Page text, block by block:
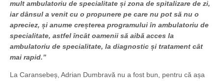
mult ambulatoriu de specialitate și zona de spitalizare de zi,
iar dânsul a venit cu o propunere pe care nu pot să nu o
apreciez, și anume creșterea programului în ambulatoriu de
specialitate, astfel încât oamenii să aibă acces la
ambulatoriu de specialitate, la diagnostic și tratament cât
mai rapid.”
La Caransebeș, Adrian Dumbravă nu a fost bun, pentru că așa